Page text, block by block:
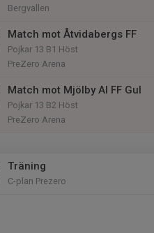
Bergvallen
Match mot Åtvidabergs FF
Pojkar 13 B1 Höst
PreZero Arena
Match mot Mjölby AI FF Gul
Pojkar 13 B2 Höst
PreZero Arena
Träning
C-plan Prezero